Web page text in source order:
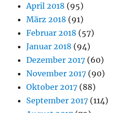
April 2018 (95)
März 2018 (91)
Februar 2018 (57)
Januar 2018 (94)
Dezember 2017 (60)
November 2017 (90)
Oktober 2017 (88)
September 2017 (114)